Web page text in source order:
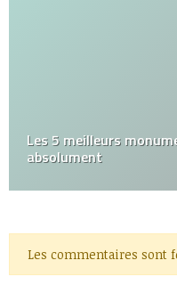
Les 5 meilleurs
absolument
Les commentaires sont